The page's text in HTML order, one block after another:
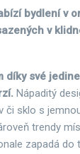
bydlení v
v
díky své
Nápaditý
či sklo s
trendy
zapadá do